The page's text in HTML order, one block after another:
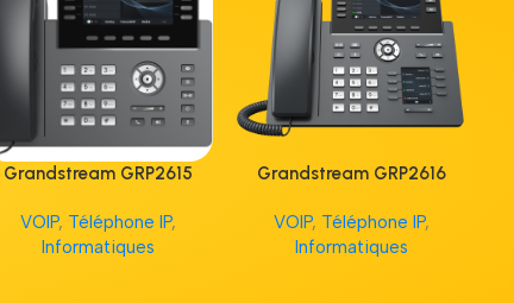
Grandstream GRP2615
VOIP, Téléphone IP,
Informatiques
Grandstream GRP2616
VOIP, Téléphone IP,
Informatiques